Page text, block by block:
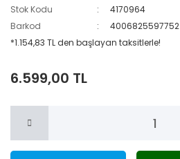
Stok Kodu
4170964
Barkod
4006825597752
*1.154,83 TL den başlayan taksitlerle!
6.599,00 TL